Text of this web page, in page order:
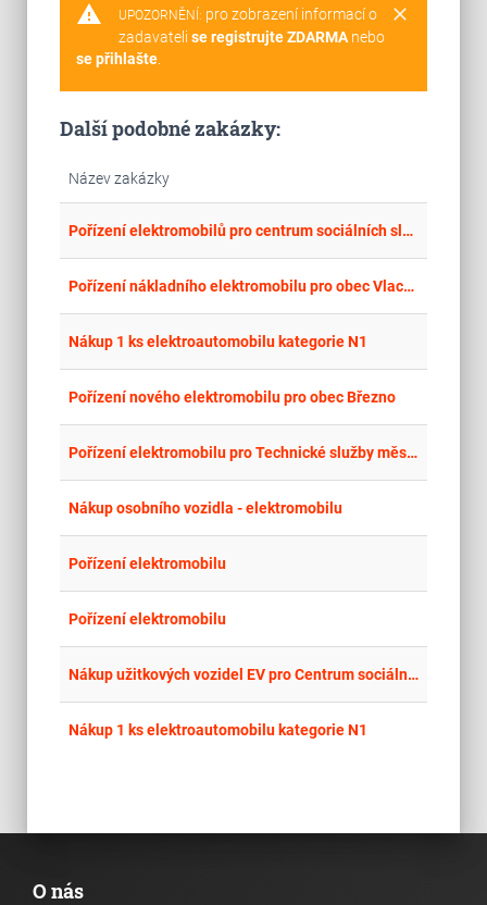
warning clear
UPOZORNĚNÍ: pro zobrazení informací o
zadavateli se registrujte ZDARMAnebo
se přihlašte.
Další podobné zakázky:
Název zakázky
Pořízení elektromobilů pro centrum sociálních služeb Mělník
Pořízení nákladního elektromobilu pro obec Vlachova Lhota – opětovné zadání
Nákup 1 ks elektroautomobilu kategorie N1
Pořízení nového elektromobilu pro obec Březno
Pořízení elektromobilu pro Technické služby města Nový Bydžov
Nákup osobního vozidla - elektromobilu
Pořízení elektromobilu
Pořízení elektromobilu
Nákup užitkových vozidel EV pro Centrum sociálních služeb, příspěvková organizace
Nákup 1 ks elektroautomobilu kategorie N1
O nás